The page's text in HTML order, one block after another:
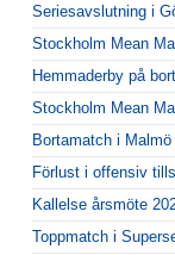
Seriesavslutning i
Stockholm Mean
Hemmaderby på
Stockholm Mean
Bortamatch i
Förlust i offensiv
Kallelse årsmöte
Toppmatch i